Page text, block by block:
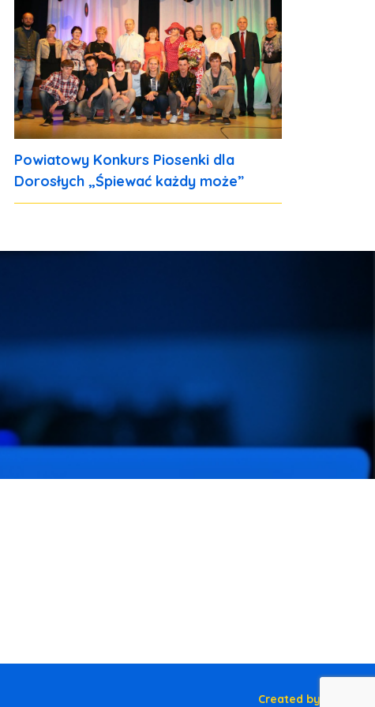
Powiatowy Konkurs Piosenki dla
Dorosłych „Śpiewać każdy może”
Created by NEVPIX